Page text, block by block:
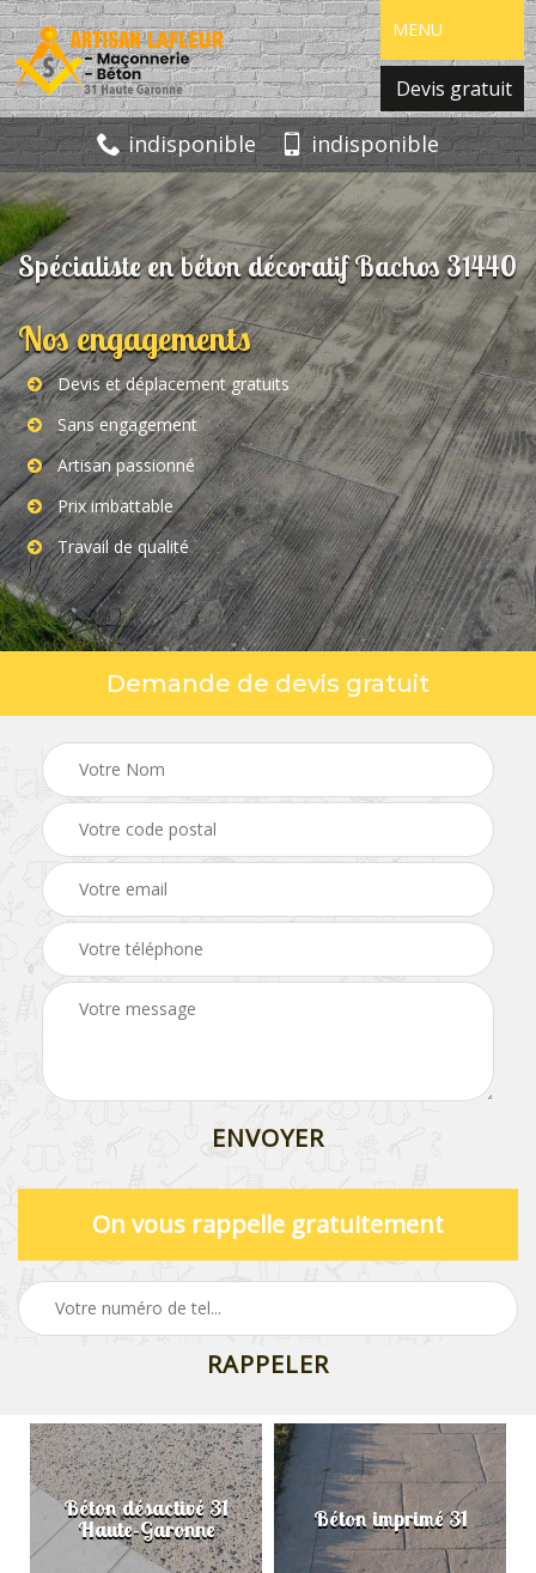
MENU
Devis gratuit
indisponible indisponible
Spécialiste en béton décoratif Bachos 31440
Nos engagements
Devis et déplacement gratuits
Sans engagement
Artisan passionné
Prix imbattable
Travail de qualité
Demande de devis gratuit
On vous rappelle gratuitement
Béton désactivé 31
Haute-Garonne Béton imprimé 31